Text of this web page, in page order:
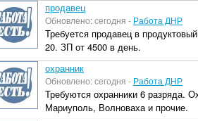
продавец
Обновлено: сегодня - Работа ДНР
Требуется продавец в
20. ЗП от 4500 в день.
охранник
Обновлено: сегодня - Работа ДНР
Требуются охранники 6 разряда.
Мариуполь, Волноваха и прочие.